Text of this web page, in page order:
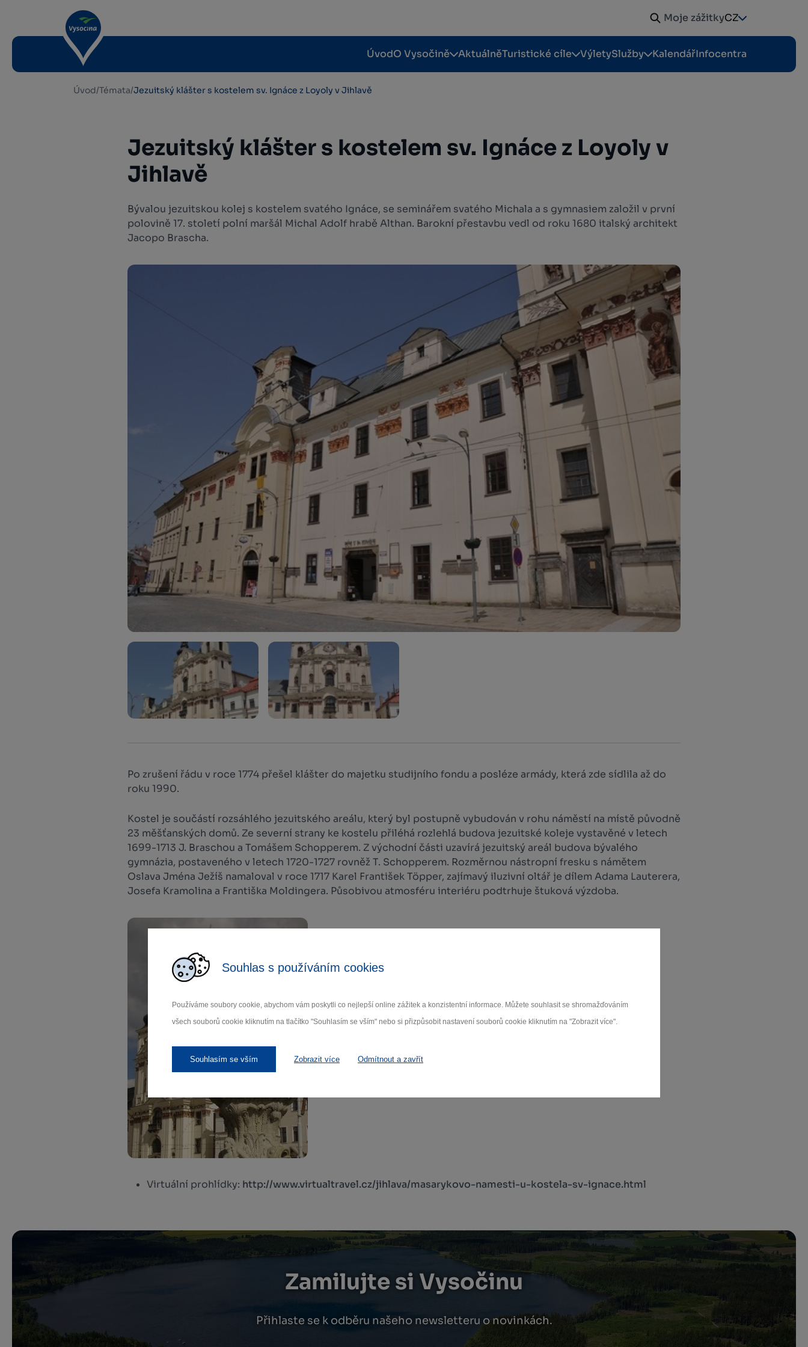
Souhlas s používáním cookies
Používáme soubory cookie, abychom vám poskytli co nejlepší online zážitek a konzistentní informace. Můžete souhlasit se shromažďováním
všech souborů cookie kliknutím na tlačítko "Souhlasím se vším" nebo si přizpůsobit nastavení souborů cookie kliknutím na "Zobrazit více".
Souhlasím se vším Zobrazit více Odmítnout a zavřít
Moje zážitkyCZ
ÚvodO Vysočině AktuálněTuristické cíle VýletySlužby KalendářInfocentra
Úvod/Témata/Jezuitský klášter s kostelem sv. Ignáce z Loyoly v Jihlavě
Jezuitský klášter s kostelem sv. Ignáce z Loyoly v
Jihlavě
Bývalou jezuitskou kolej s kostelem svatého Ignáce, se seminářem svatého Michala a s gymnasiem založil v první
polovině 17. století polní maršál Michal Adolf hrabě Althan. Barokní přestavbu vedl od roku 1680 italský architekt
Jacopo Brascha.
Po zrušení řádu v roce 1774 přešel klášter do majetku studijního fondu a posléze armády, která zde sídlila až do
roku 1990.
Kostel je součástí rozsáhlého jezuitského areálu, který byl postupně vybudován v rohu náměstí na místě původně
23 měšťanských domů. Ze severní strany ke kostelu přiléhá rozlehlá budova jezuitské koleje vystavěné v letech
1699-1713 J. Braschou a Tomášem Schopperem. Z východní části uzavírá jezuitský areál budova bývalého
gymnázia, postaveného v letech 1720-1727 rovněž T. Schopperem. Rozměrnou nástropní fresku s námětem
Oslava Jména Ježíš namaloval v roce 1717 Karel František Töpper, zajímavý iluzivní oltář je dílem Adama Lauterera,
Josefa Kramolina a Františka Moldingera. Působivou atmosféru interiéru podtrhuje štuková výzdoba.
Virtuální prohlídky: http://www.virtualtravel.cz/jihlava/masarykovo-namesti-u-kostela-sv-ignace.html
Zamilujte si Vysočinu
Přihlaste se k odběru našeho newsletteru o novinkách.